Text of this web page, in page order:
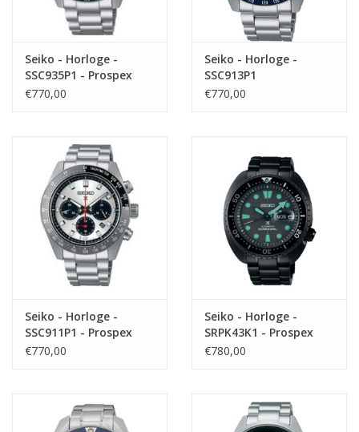
Seiko - Horloge -
SSC935P1 - Prospex
€770,00
Seiko - Horloge -
SSC913P1
€770,00
Seiko - Horloge -
SSC911P1 - Prospex
€770,00
Seiko - Horloge -
SRPK43K1 - Prospex
€780,00